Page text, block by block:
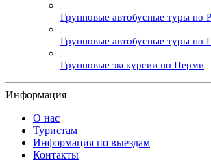
Групповые автобусные туры по
Групповые автобусные туры по
Групповые экскурсии по Перми
Информация
О нас
Туристам
Информация по выездам
Контакты